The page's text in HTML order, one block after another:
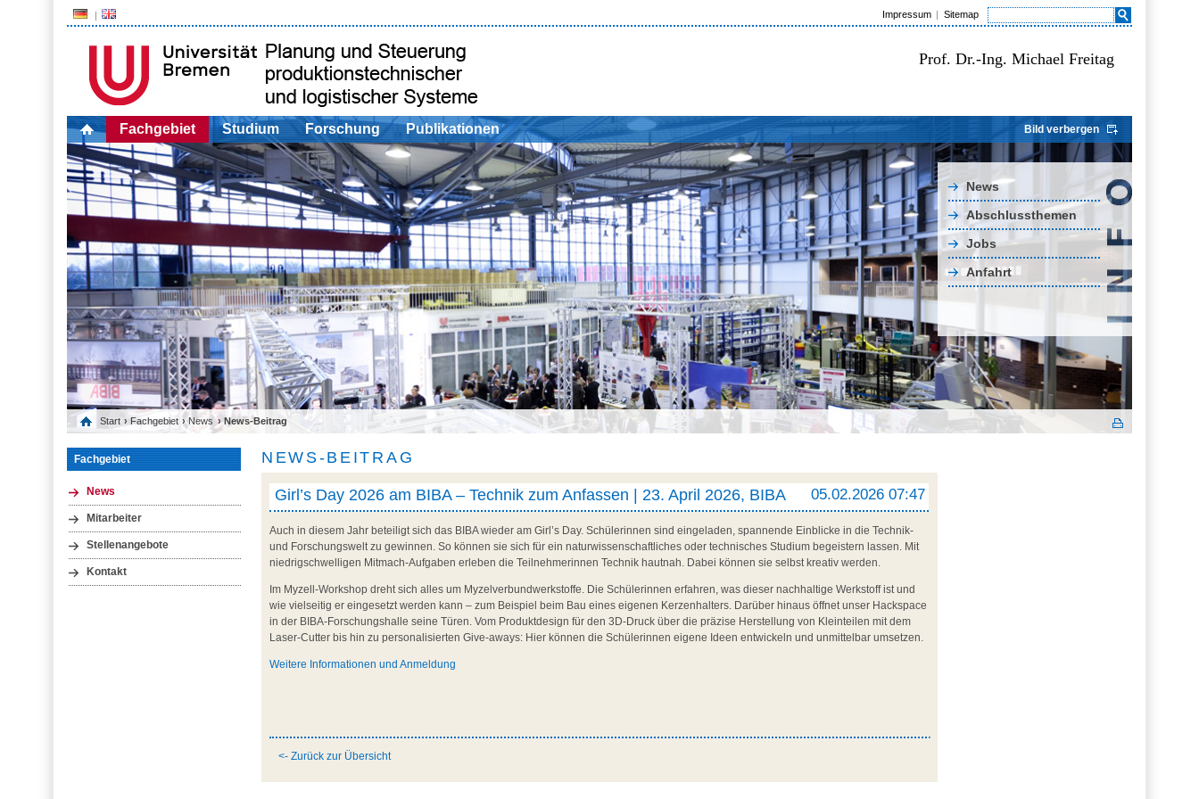
Impressum Sitemap
Prof. Dr.-Ing. Michael Freitag
Fachgebiet Studium Forschung Publikationen Bild verbergen
News
Abschlussthemen
Jobs
Anfahrt
Start › Fachgebiet ›News › News-Beitrag
Fachgebiet
News
Mitarbeiter
Stellenangebote
Kontakt
NEWS-BEITRAG
05.02.2026 07:47
Girl’s Day 2026 am BIBA – Technik zum Anfassen | 23. April 2026, BIBA
Auch in diesem Jahr beteiligt sich das BIBA wieder am Girl’s Day. Schülerinnen sind eingeladen, spannende Einblicke in die Technik-
und Forschungswelt zu gewinnen. So können sie sich für ein naturwissenschaftliches oder technisches Studium begeistern lassen. Mit
niedrigschwelligen Mitmach-Aufgaben erleben die Teilnehmerinnen Technik hautnah. Dabei können sie selbst kreativ werden.
Im Myzell-Workshop dreht sich alles um Myzelverbundwerkstoffe. Die Schülerinnen erfahren, was dieser nachhaltige Werkstoff ist und
wie vielseitig er eingesetzt werden kann – zum Beispiel beim Bau eines eigenen Kerzenhalters. Darüber hinaus öffnet unser Hackspace
in der BIBA-Forschungshalle seine Türen. Vom Produktdesign für den 3D-Druck über die präzise Herstellung von Kleinteilen mit dem
Laser-Cutter bis hin zu personalisierten Give-aways: Hier können die Schülerinnen eigene Ideen entwickeln und unmittelbar umsetzen.
Weitere Informationen und Anmeldung
<- Zurück zur Übersicht